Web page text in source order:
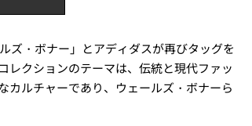
ズ・ボナー」とアディダスが再びタッグを
レクションのテーマは、伝統と現代ファッ
カルチャーであり、ウェールズ・ボナーら